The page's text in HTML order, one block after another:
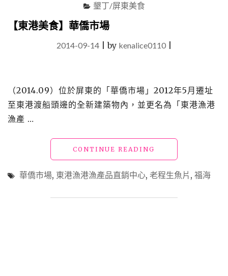
墾丁/屏東美食
【東港美食】華僑市場
2014-09-14|by kenalice0110|
（2014.09）位於屏東的「華僑市場」2012年5月遷址
至東港渡船頭邊的全新建築物內，並更名為「東港漁港
漁產 …
CONTINUE READING
港
美
食】
華僑市場, 東港漁港漁產品直銷中心, 老程生魚片 , 福海